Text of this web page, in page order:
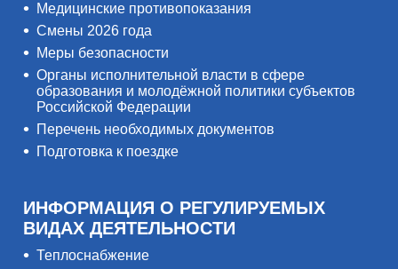
Медицинские противопоказания
Смены 2026 года
Меры безопасности
Органы исполнительной власти в сфере
образования и молодёжной политики субъектов
Российской Федерации
Перечень необходимых документов
Подготовка к поездке
ИНФОРМАЦИЯ О РЕГУЛИРУЕМЫХ
ВИДАХ ДЕЯТЕЛЬНОСТИ
Теплоснабжение